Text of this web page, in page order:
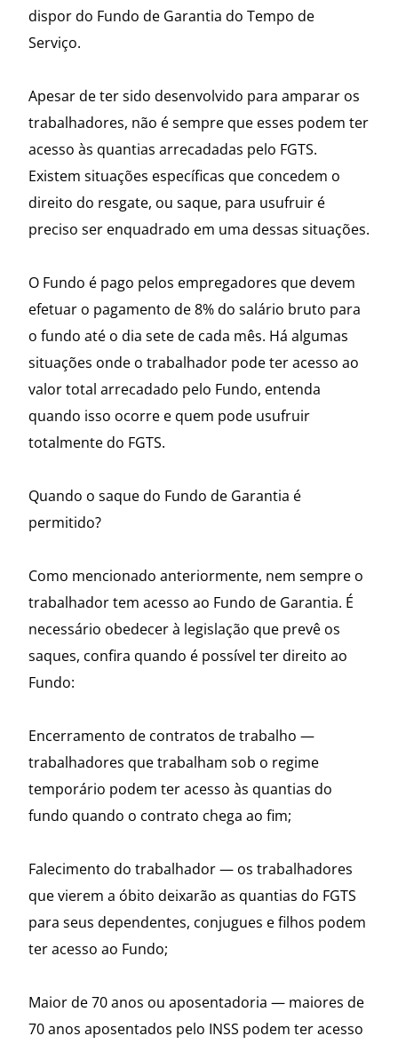
dispor do Fundo de Garantia do Tempo de
Serviço.
Apesar de ter sido desenvolvido para amparar os
trabalhadores, não é sempre que esses podem ter
acesso às quantias arrecadadas pelo FGTS.
Existem situações específicas que concedem o
direito do resgate, ou saque, para usufruir é
preciso ser enquadrado em uma dessas situações.
O Fundo é pago pelos empregadores que devem
efetuar o pagamento de 8% do salário bruto para
o fundo até o dia sete de cada mês. Há algumas
situações onde o trabalhador pode ter acesso ao
valor total arrecadado pelo Fundo, entenda
quando isso ocorre e quem pode usufruir
totalmente do FGTS.
Quando o saque do Fundo de Garantia é
permitido?
Como mencionado anteriormente, nem sempre o
trabalhador tem acesso ao Fundo de Garantia. É
necessário obedecer à legislação que prevê os
saques, confira quando é possível ter direito ao
Fundo:
Encerramento de contratos de trabalho —
trabalhadores que trabalham sob o regime
temporário podem ter acesso às quantias do
fundo quando o contrato chega ao fim;
Falecimento do trabalhador — os trabalhadores
que vierem a óbito deixarão as quantias do FGTS
para seus dependentes, conjugues e filhos podem
ter acesso ao Fundo;
Maior de 70 anos ou aposentadoria — maiores de
70 anos aposentados pelo INSS podem ter acesso